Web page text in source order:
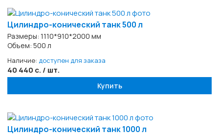
Цилиндро-конический танк 500 л
Размеры: 1110*910*2000 мм
Объем: 500 л
Наличие: доступен для заказа
40 440 с. / шт.
Купить
Цилиндро-конический танк 1000 л